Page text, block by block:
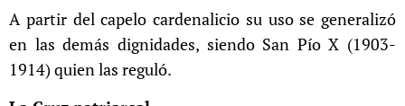
A partir del capelo cardenalicio su uso se generalizó
en las demás dignidades, siendo San Pío X (1903-
1914) quien las reguló.